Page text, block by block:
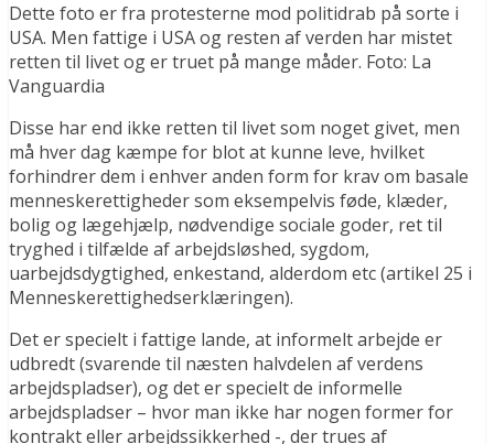
Dette foto er fra protesterne mod politidrab på sorte i
USA. Men fattige i USA og resten af verden har mistet
retten til livet og er truet på mange måder. Foto: La
Vanguardia
Disse har end ikke retten til livet som noget givet, men
må hver dag kæmpe for blot at kunne leve, hvilket
forhindrer dem i enhver anden form for krav om basale
menneskerettigheder som eksempelvis føde, klæder,
bolig og lægehjælp, nødvendige sociale goder, ret til
tryghed i tilfælde af arbejdsløshed, sygdom,
uarbejdsdygtighed, enkestand, alderdom etc (artikel 25 i
Menneskerettighedserklæringen).
Det er specielt i fattige lande, at informelt arbejde er
udbredt (svarende til næsten halvdelen af verdens
arbejdspladser), og det er specielt de informelle
arbejdspladser – hvor man ikke har nogen former for
kontrakt eller arbejdssikkerhed -, der trues af